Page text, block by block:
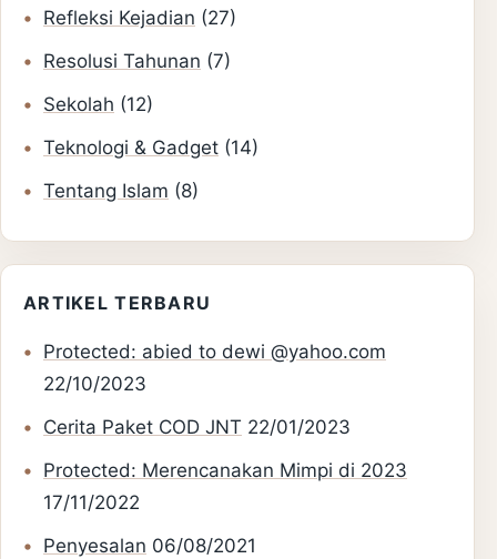
Refleksi Kejadian (27)
Resolusi Tahunan (7)
Sekolah (12)
Teknologi & Gadget (14)
Tentang Islam (8)
ARTIKEL TERBARU
Protected: abied to dewi @yahoo.com
22/10/2023
Cerita Paket COD JNT 22/01/2023
Protected: Merencanakan Mimpi di 2023
17/11/2022
Penyesalan 06/08/2021